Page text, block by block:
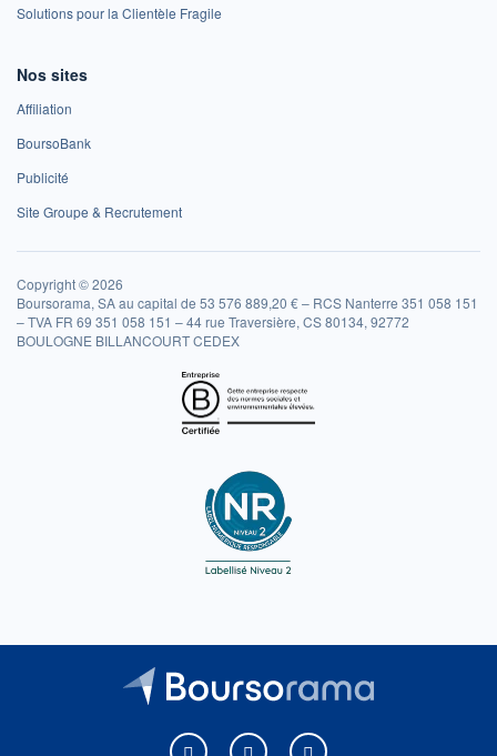
Solutions pour la Clientèle Fragile
Nos sites
Affiliation
BoursoBank
Publicité
Site Groupe & Recrutement
Copyright © 2026
Boursorama, SA au capital de 53 576 889,20 € – RCS Nanterre 351 058 151
– TVA FR 69 351 058 151 – 44 rue Traversière, CS 80134, 92772
BOULOGNE BILLANCOURT CEDEX